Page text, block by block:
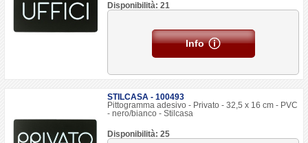
Disponibilità: 21
Info
STILCASA - 100493
Pittogramma adesivo - Privato - 32,5 x 16 cm - PVC
- nero/bianco - Stilcasa
Disponibilità: 25